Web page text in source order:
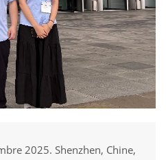
2025. Shenzhen, Chine,